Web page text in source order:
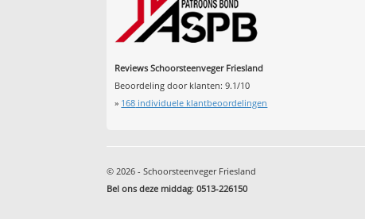
Reviews Schoorsteenveger Friesland
Beoordeling door klanten:9.1/10
» 168 individuele klantbeoordelingen
© 2026 - Schoorsteenveger Friesland
Bel ons deze middag:0513-226150